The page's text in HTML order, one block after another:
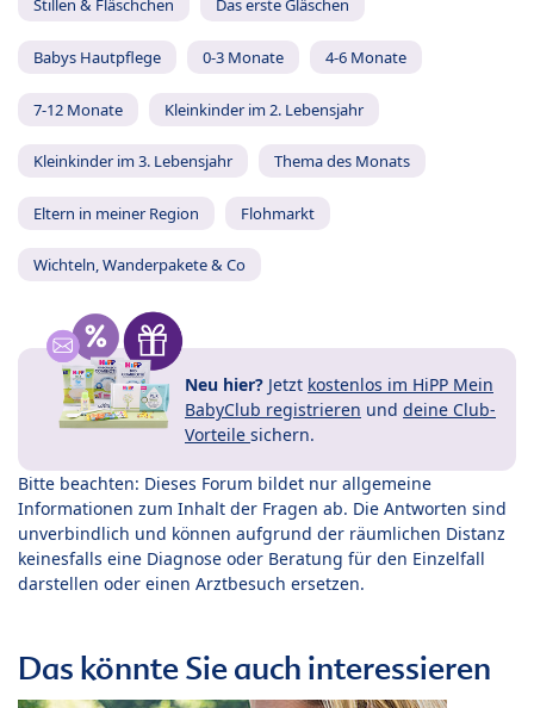
Stillen & Fläschchen Das erste Gläschen
Babys Hautpflege 0-3 Monate 4-6 Monate
7-12 Monate Kleinkinder im 2. Lebensjahr
Kleinkinder im 3. Lebensjahr Thema des Monats
Eltern in meiner Region Flohmarkt
Wichteln, Wanderpakete & Co
Neu hier? Jetzt kostenlos im HiPP Mein
BabyClub registrieren und deine Club-
Vorteile sichern.
Bitte beachten: Dieses Forum bildet nur allgemeine
Informationen zum Inhalt der Fragen ab. Die Antworten sind
unverbindlich und können aufgrund der räumlichen Distanz
keinesfalls eine Diagnose oder Beratung für den Einzelfall
darstellen oder einen Arztbesuch ersetzen.
Das könnte Sie auch interessieren